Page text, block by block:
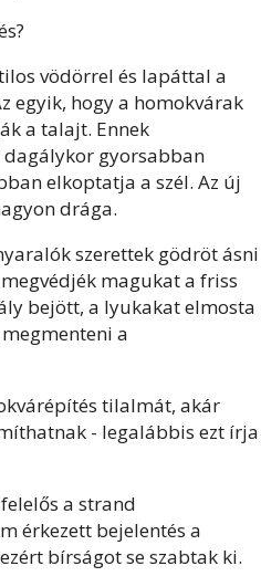
vödörrel és lapáttal a
egyik, hogy a homokvárak
a talajt. Ennek
gyorsabban
elkoptatja a szél. Az új
drága.
szerettek gödröt ásni
magukat a friss
bejött, a lyukakat elmosta
a
tilalmát, akár
- legalábbis ezt írja
a strand
érkezett bejelentés a
bírságot se szabtak ki.